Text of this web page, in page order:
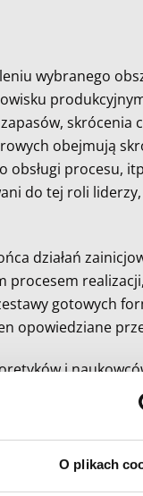
O plikach
wybranego
skrócenia
obejmują
procesu,
do tej roli
działań
procesem
gotowych
opowiedziane
i
natychmiast